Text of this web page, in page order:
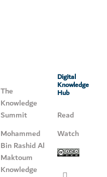
The
Knowledge
Summit
Mohammed
Bin Rashid Al
Maktoum
Knowledge
Digital
Knowledge
Hub
Read
Watch